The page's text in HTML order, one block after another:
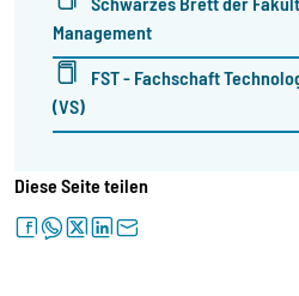
Management
FST - Fachschaft
(VS)
Diese Seite teilen
facebookwhatsapptwitterlinkedinletter